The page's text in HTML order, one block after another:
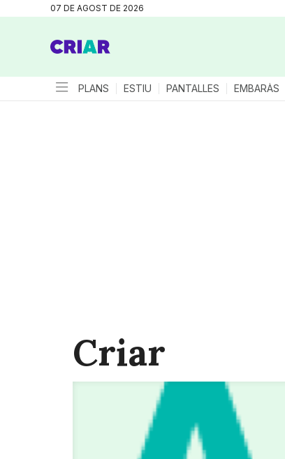
07 DE AGOST DE 2026
PLANS ESTIU PANTALLES EMBARÀS
Criar